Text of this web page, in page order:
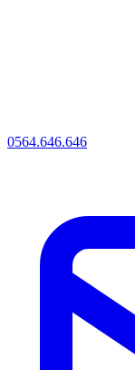
0564.646.646